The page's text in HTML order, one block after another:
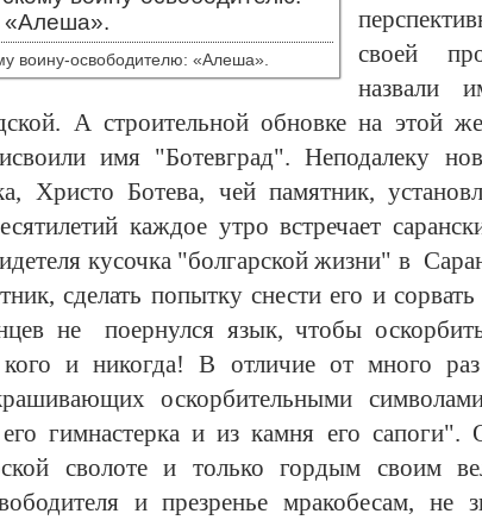
воину-освободителю: «Алеша».
своей
назвали
А строительной обновке на этой
имя "Ботевград". Неподалеку
Христо Ботева, чей памятник,
каждое утро встречает
кусочка "болгарской жизни" в
сделать попытку снести его и
не поернулся язык, чтобы оскорбить
и никогда! В отличие от много раз
оскорбительными
гимнастерка и из камня его
сволоте и только гордым своим
и презренье мракобесам,